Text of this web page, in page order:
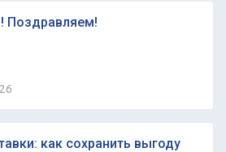
Поздравляем!
как сохранить выгоду